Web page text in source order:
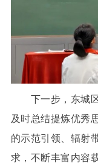
下一步，东城区
及时总结提炼优秀
的示范引领、辐射
求，不断丰富内容